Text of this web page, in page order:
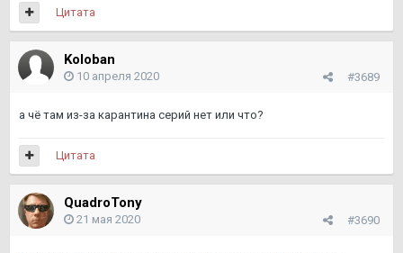
Цитата
Koloban
#3689
10 апреля 2020
а чё там из-за карантина серий нет или что?
Цитата
QuadroTony
#3690
21 мая 2020